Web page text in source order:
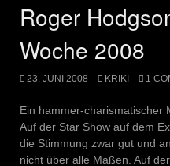
Roger
Woche 2008
23. JUNI 2008 KRIKI 1
Ein hammer-charismatischer
Auf der Star Show auf dem
die Stimmung zwar gut und
nicht über alle Maßen. Auf